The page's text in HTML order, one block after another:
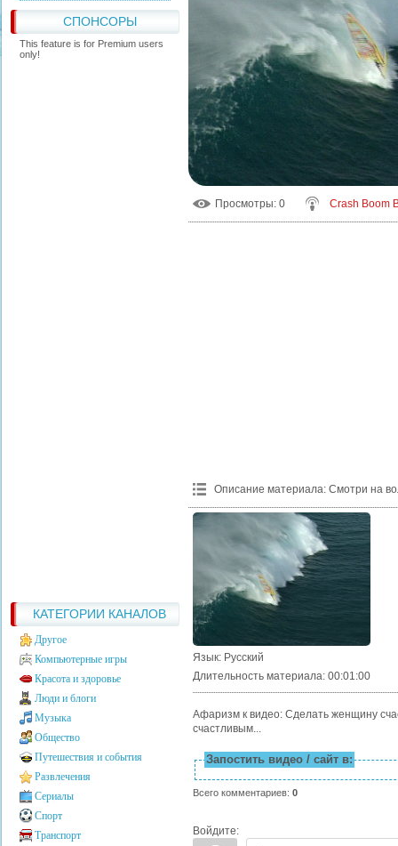
СПОНСОРЫ
This feature is for Premium users
only!
КАТЕГОРИИ КАНАЛОВ
Другое
Компьютерные игры
Красота и здоровье
Люди и блоги
Музыка
Общество
Путешествия и события
Развлечения
Сериалы
Спорт
Транспорт
Просмотры: 0 Crash Boom
Описание материала: Смотри на
Язык: Русский
Длительность материала: 00:01:00
Афаризм к видео: Сделать женщину
счастливым...
Запостить видео / сайт в:
Всего комментариев: 0
Войдите: